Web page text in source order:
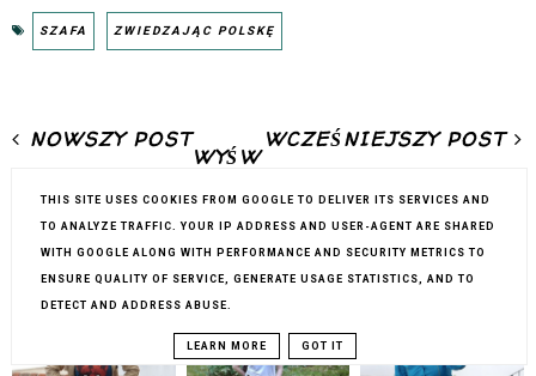
SZAFA ZWIEDZAJĄC POLSKĘ
NOWSZY POST WCZEŚNIEJSZY POST
WYŚW
PODOBNE POSTY:
THIS SITE USES COOKIES FROM GOOGLE TO DELIVER ITS SERVICES AND
TO ANALYZE TRAFFIC. YOUR IP ADDRESS AND USER-AGENT ARE SHARED
WITH GOOGLE ALONG WITH PERFORMANCE AND SECURITY METRICS TO
ENSURE QUALITY OF SERVICE, GENERATE USAGE STATISTICS, AND TO
DETECT AND ADDRESS ABUSE.
LEARN MORE GOT IT